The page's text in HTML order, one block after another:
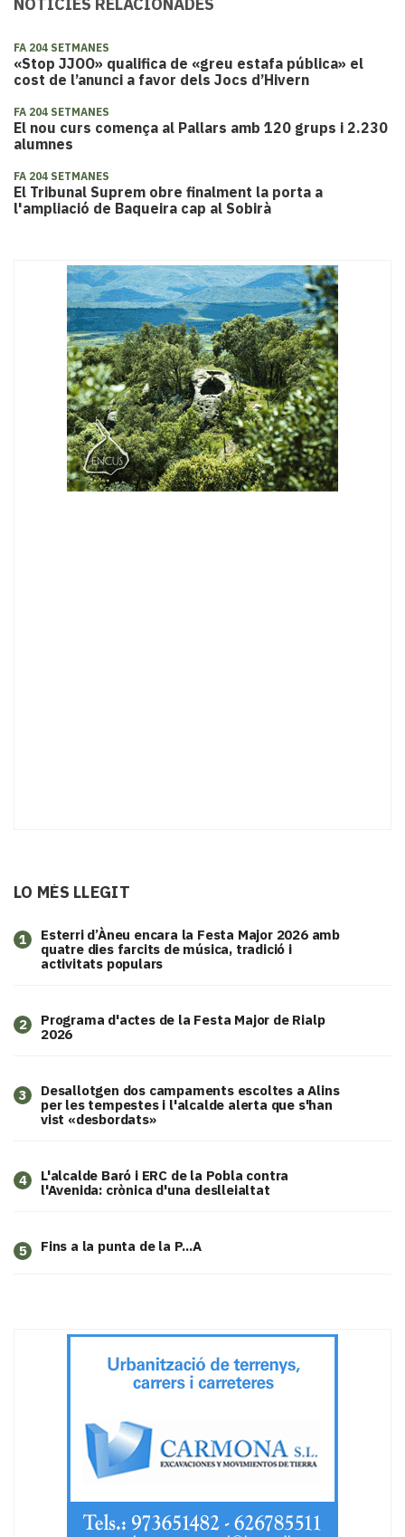
NOTÍCIES RELACIONADES
FA 204 SETMANES
«Stop JJOO» qualifica de «greu estafa pública» el
cost de l’anunci a favor dels Jocs d’Hivern
FA 204 SETMANES
El nou curs comença al Pallars amb 120 grups i 2.230
alumnes
FA 204 SETMANES
El Tribunal Suprem obre finalment la porta a
l'ampliació de Baqueira cap al Sobirà
LO MÉS LLEGIT
1
Esterri d’Àneu encara la Festa Major 2026 amb
quatre dies farcits de música, tradició i
activitats populars
2
Programa d'actes de la Festa Major de Rialp
2026
3
​Desallotgen dos campaments escoltes a Alins
per les tempestes i l'alcalde alerta que s'han
vist «desbordats»
4
L'alcalde Baró i ERC de la Pobla contra
l'Avenida: crònica d'una deslleialtat
5 Fins a la punta de la P...A